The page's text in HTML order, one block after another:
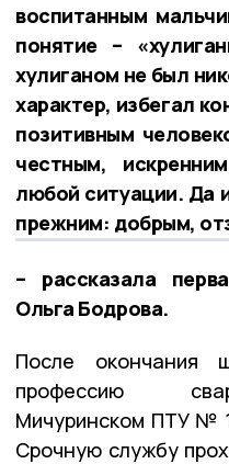
воспитанным
понятие –
хулиганом не был
характер, избегал
позитивным
честным,
любой ситуации. Да
прежним: добрым,
– рассказала
Ольга Бодрова.
После окончания
профессию
Мичуринском ПТУ №
Срочную службу